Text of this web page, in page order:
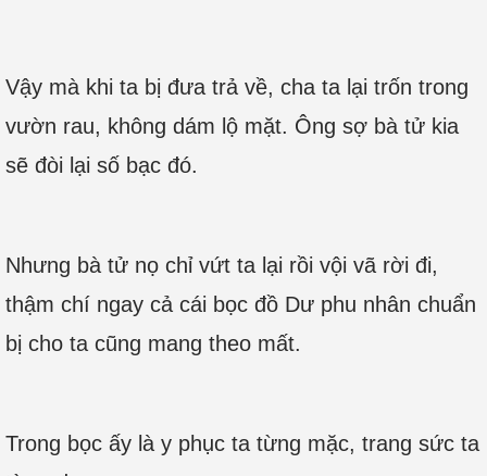
Vậy mà khi ta bị đưa trả về, cha ta lại trốn trong
vườn rau, không dám lộ mặt. Ông sợ bà tử kia
sẽ đòi lại số bạc đó.
Nhưng bà tử nọ chỉ vứt ta lại rồi vội vã rời đi,
thậm chí ngay cả cái bọc đồ Dư phu nhân chuẩn
bị cho ta cũng mang theo mất.
Trong bọc ấy là y phục ta từng mặc, trang sức ta